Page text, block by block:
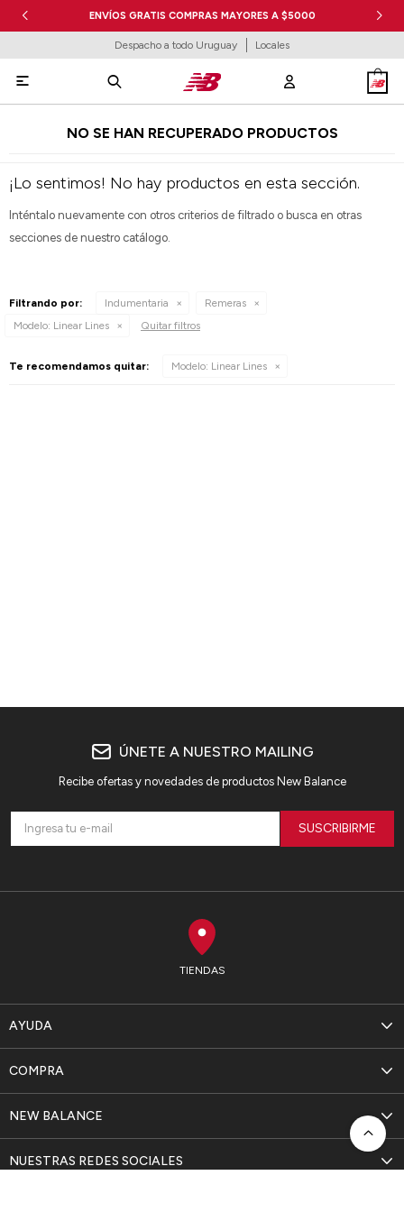
ENVÍOS GRATIS COMPRAS MAYORES A $5000
Despacho a todo Uruguay Locales

NO SE HAN RECUPERADO PRODUCTOS
¡Lo sentimos! No hay productos en esta sección.
Inténtalo nuevamente con otros criterios de filtrado o busca en otras
secciones de nuestro catálogo.
Filtrando por: Indumentaria
Remeras
Modelo: Linear Lines Quitar filtros
Te recomendamos quitar: Modelo: Linear Lines
TIENDAS
AYUDA
NEW BALANCE
COMPRA
NUESTRAS REDES SOCIALES
ÚNETE A NUESTRO MAILING
Recibe ofertas y novedades de productos New Balance
SUSCRIBIRME